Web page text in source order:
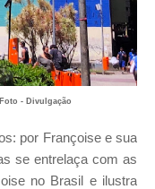
- Divulgação
por Françoise e sua
se entrelaça com as
no Brasil e ilustra